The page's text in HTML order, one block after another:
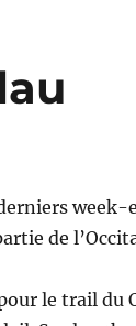
de
le trail du